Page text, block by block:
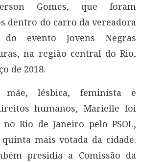
Gomes, que foram
dentro do carro da vereadora
evento Jovens Negras
na região central do Rio,
de 2018.
mãe, lésbica, feminista e
humanos, Marielle foi
Rio de Janeiro pelo PSOL,
mais votada da cidade.
presidia a Comissão da